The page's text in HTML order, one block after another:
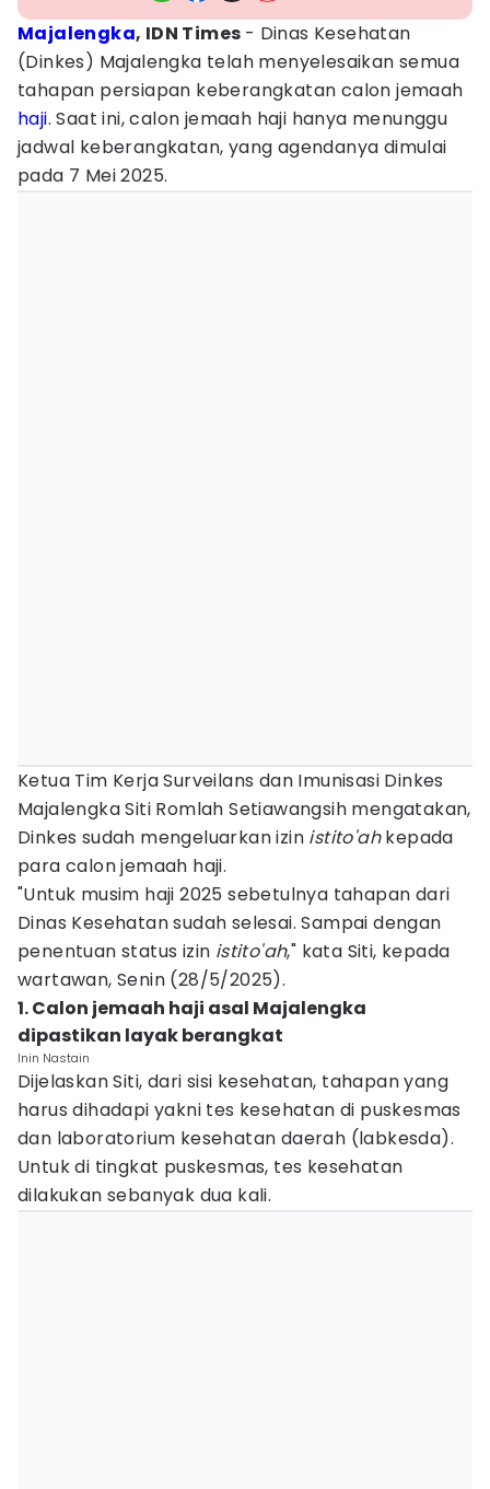
Majalengka, IDN Times - Dinas Kesehatan
(Dinkes) Majalengka telah menyelesaikan semua
tahapan persiapan keberangkatan calon jemaah
haji. Saat ini, calon jemaah haji hanya menunggu
jadwal keberangkatan, yang agendanya dimulai
pada 7 Mei 2025.
Ketua Tim Kerja Surveilans dan Imunisasi Dinkes
Majalengka Siti Romlah Setiawangsih mengatakan,
Dinkes sudah mengeluarkan izin istito'ahkepada
para calon jemaah haji.
"Untuk musim haji 2025 sebetulnya tahapan dari
Dinas Kesehatan sudah selesai. Sampai dengan
penentuan status izin istito'ah," kata Siti, kepada
wartawan, Senin (28/5/2025).
1. Calon jemaah haji asal Majalengka
dipastikan layak berangkat
Inin Nastain
Dijelaskan Siti, dari sisi kesehatan, tahapan yang
harus dihadapi yakni tes kesehatan di puskesmas
dan laboratorium kesehatan daerah (labkesda).
Untuk di tingkat puskesmas, tes kesehatan
dilakukan sebanyak dua kali.